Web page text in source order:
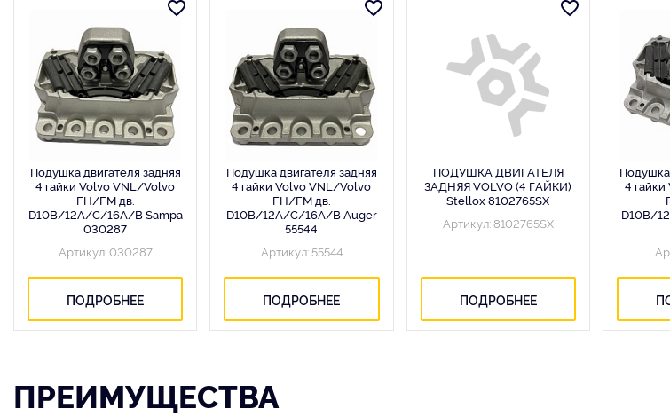
Подушка двигателя задняя
4 гайки Volvo VNL/Volvo
FH/FM дв.
D10B/12A/C/16A/B Sampa
030287
Артикул: 030287
ПОДРОБНЕЕ
Подушка двигателя задняя
4 гайки Volvo VNL/Volvo
FH/FM дв.
D10B/12A/C/16A/B Auger
55544
Артикул: 55544
ПОДРОБНЕЕ
ПОДУШКА ДВИГАТЕЛЯ
ЗАДНЯЯ VOLVO (4 ГАЙКИ)
Stellox 8102765SX
Артикул: 8102765SX
ПОДРОБНЕЕ
Подушка
4
D10B/
ПРЕИМУЩЕСТВА